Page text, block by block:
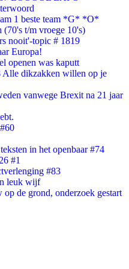
1 beste team *G* *O*
(70's t/m vroege 10's)
nooit'-topic # 1819
Europa!
openen was kaputt
Alle dikzakken willen op je
vanwege Brexit na 21 jaar
in het openbaar #74
#1
#83
leuk wijf
de grond, onderzoek gestart